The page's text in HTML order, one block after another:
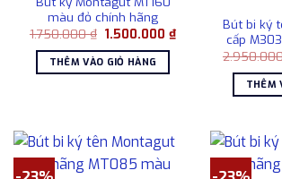
màu đỏ chính hãng
1.750.000₫ Giá
là:
1.750.000 ₫.
1.500.000₫Giá
hiện
1.500.000 ₫.
THÊM VÀO GIỎ HÀNG
Bút bi ký
cấp
THÊM